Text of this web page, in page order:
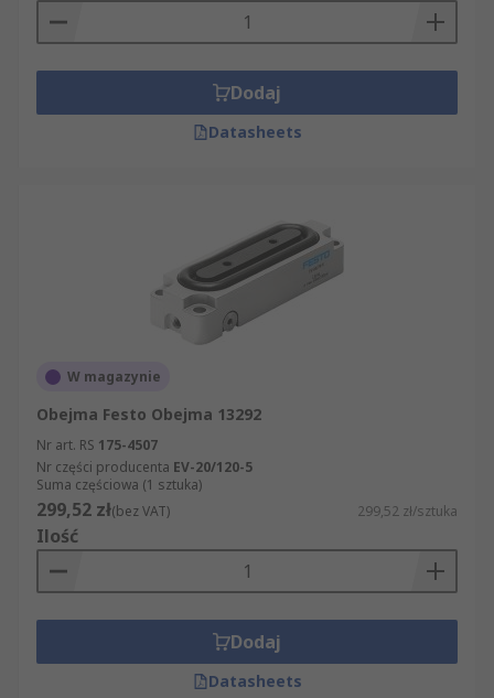
Dodaj
Datasheets
W magazynie
Obejma Festo Obejma 13292
Nr art. RS 175-4507
Nr części producenta EV-20/120-5
Suma częściowa (1 sztuka)
299,52 zł(bez VAT) 299,52 zł/sztuka
Ilość
Dodaj
Datasheets